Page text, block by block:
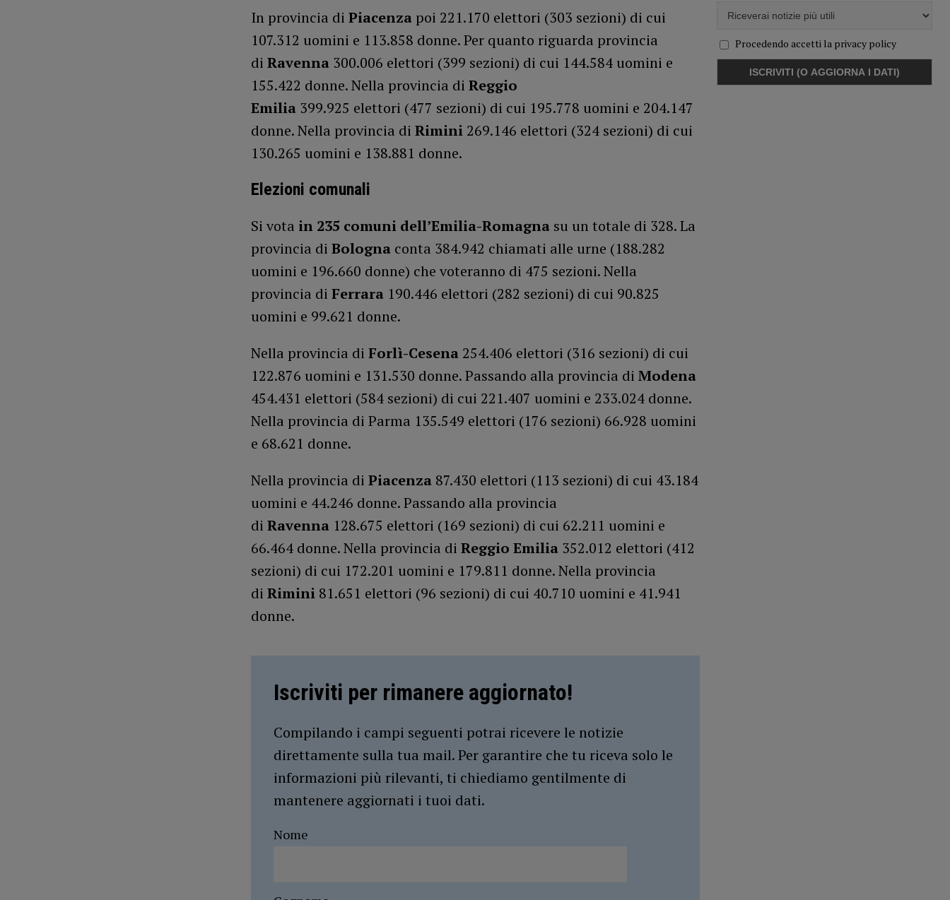
In provincia di Piacenzapoi 221.170 elettori (303 sezioni) di cui
107.312 uomini e 113.858 donne. Per quanto riguarda provincia
di Ravenna300.006 elettori (399 sezioni) di cui 144.584 uomini e
155.422 donne. Nella provincia di Reggio
Emilia399.925 elettori (477 sezioni) di cui 195.778 uomini e 204.147
donne. Nella provincia di Rimini269.146 elettori (324 sezioni) di cui
130.265 uomini e 138.881 donne.
Elezioni comunali
Si vota in 235 comuni dell’Emilia-Romagnasu un totale di 328. La
provincia di Bolognaconta 384.942 chiamati alle urne (188.282
uomini e 196.660 donne) che voteranno di 475 sezioni. Nella
provincia di Ferrara190.446 elettori (282 sezioni) di cui 90.825
uomini e 99.621 donne.
Nella provincia di Forlì-Cesena254.406 elettori (316 sezioni) di cui
122.876 uomini e 131.530 donne. Passando alla provincia di Modena
454.431 elettori (584 sezioni) di cui 221.407 uomini e 233.024 donne.
Nella provincia di Parma 135.549 elettori (176 sezioni) 66.928 uomini
e 68.621 donne.
Nella provincia di Piacenza87.430 elettori (113 sezioni) di cui 43.184
uomini e 44.246 donne. Passando alla provincia
di Ravenna128.675 elettori (169 sezioni) di cui 62.211 uomini e
66.464 donne. Nella provincia di Reggio Emilia352.012 elettori (412
sezioni) di cui 172.201 uomini e 179.811 donne. Nella provincia
di Rimini81.651 elettori (96 sezioni) di cui 40.710 uomini e 41.941
donne.
Iscriviti per rimanere aggiornato!
Compilando i campi seguenti potrai ricevere le notizie
direttamente sulla tua mail. Per garantire che tu riceva solo le
informazioni più rilevanti, ti chiediamo gentilmente di
mantenere aggiornati i tuoi dati.
Nome
Procedendo accetti la privacy policy